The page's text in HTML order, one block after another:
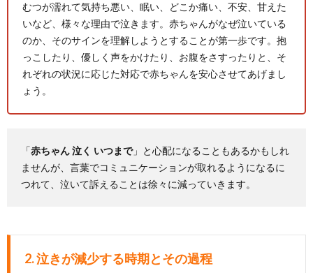
むつが濡れて気持ち悪い、眠い、どこか痛い、不安、甘えた
いなど、様々な理由で泣きます。赤ちゃんがなぜ泣いている
のか、そのサインを理解しようとすることが第一歩です。抱
っこしたり、優しく声をかけたり、お腹をさすったりと、そ
れぞれの状況に応じた対応で赤ちゃんを安心させてあげまし
ょう。
「赤ちゃん 泣く いつまで」と心配になることもあるかもしれ
ませんが、言葉でコミュニケーションが取れるようになるに
つれて、泣いて訴えることは徐々に減っていきます。
2. 泣きが減少する時期とその過程